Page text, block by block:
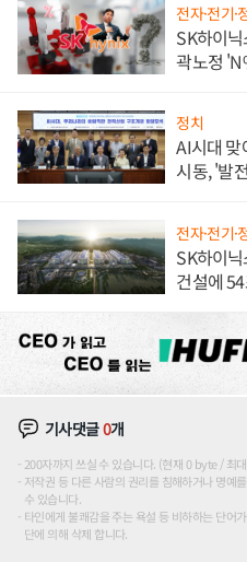
전자·전기·
SK하이
곽노정
정치
AI시대 맞
시동, '발
전자·전기·
SK하이
건설에
기사댓글0개
200자까지 쓰실 수 있습니다. (현재 0 byte / 최
저작권 등 다른 사람의 권리를 침해하거나 명예
수 있습니다.
타인에게 불쾌감을 주는 욕설 등 비하하는 단어
단에 의해 삭제 합니다.